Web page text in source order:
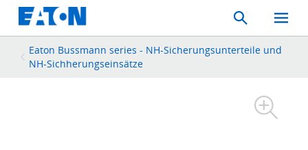
Search
Toggle
Mobile
Menu
Eaton Bussmann series - NH-Sicherungsunterteile und
NH-Sichherungseinsätze